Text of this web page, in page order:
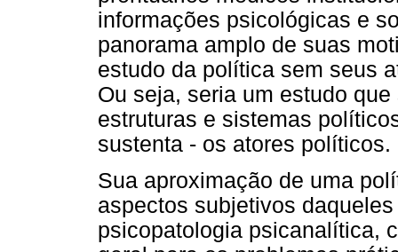
informações psicológicas e
panorama amplo de suas
estudo da política sem seus
Ou seja, seria um estudo
estruturas e sistemas
sustenta - os atores políticos.
Sua aproximação de uma
aspectos subjetivos
psicopatologia psicanalítica,